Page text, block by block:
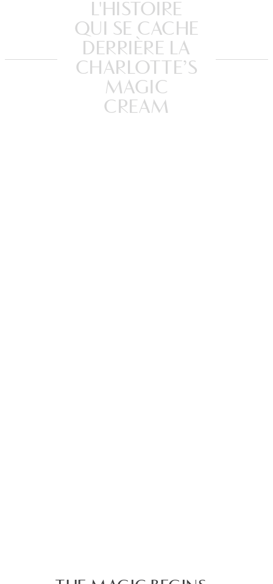
L'HISTOIRE
QUI SE CACHE
DERRIÈRE LA
CHARLOTTE’S
MAGIC
CREAM